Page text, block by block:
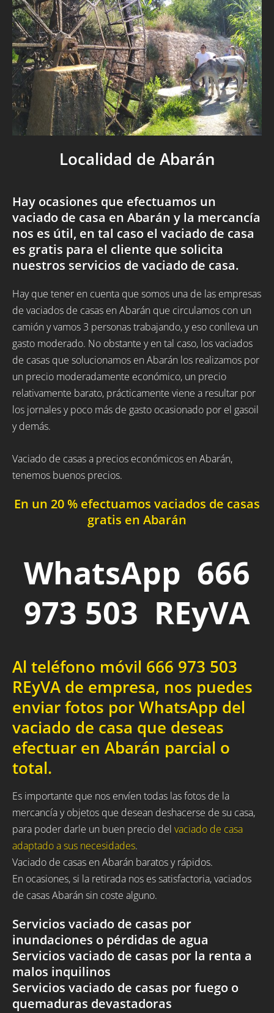
Localidad de Abarán
Hay ocasiones que efectuamos un
vaciado de casa en Abarán y la mercancía
nos es útil, en tal caso el vaciado de casa
es gratis para el cliente que solicita
nuestros servicios de vaciado de casa.
Hay que tener en cuenta que somos una de las empresas
de vaciados de casas en Abarán que circulamos con un
camión y vamos 3 personas trabajando, y eso conlleva un
gasto moderado. No obstante y en tal caso, los vaciados
de casas que solucionamos en Abarán los realizamos por
un precio moderadamente económico, un precio
relativamente barato, prácticamente viene a resultar por
los jornales y poco más de gasto ocasionado por el gasoil
y demás.
Vaciado de casas a precios económicos en Abarán,
tenemos buenos precios.
En un 20 % efectuamos vaciados de casas
gratis en Abarán
WhatsApp 666
973 503 REyVA
Al teléfono móvil 666 973 503
REyVA de empresa, nos puedes
enviar fotos por WhatsApp del
vaciado de casa que deseas
efectuar en Abarán parcial o
total.
Es importante que nos envíen todas las fotos de la
mercancía y objetos que desean deshacerse de su casa,
para poder darle un buen precio del vaciado de casa
adaptado a sus necesidades.
Vaciado de casas en Abarán baratos y rápidos.
En ocasiones, si la retirada nos es satisfactoria, vaciados
de casas Abarán sin coste alguno.
Servicios vaciado de casas por
inundaciones o pérdidas de agua
Servicios vaciado de casas por la renta a
malos inquilinos
Servicios vaciado de casas por fuego o
quemaduras devastadoras